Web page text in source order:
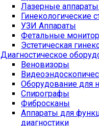
Лазерные
Гинекологические
УЗИ Аппараты
Фетальные
Эстетическая
Диагностическое
Веновизоры
Оборудование для
Спирографы
Фибросканы
Аппараты для
диагностики